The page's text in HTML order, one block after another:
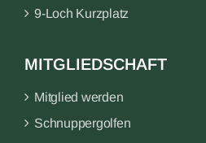
9-Loch Kurzplatz
MITGLIEDSCHAFT
Mitglied werden
Schnuppergolfen